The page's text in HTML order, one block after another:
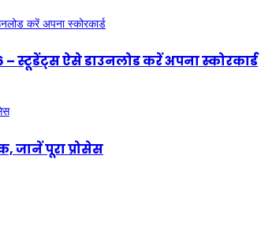
स्टूडेंट्स ऐसे डाउनलोड करें अपना स्कोरकार्ड
जानें पूरा प्रोसेस